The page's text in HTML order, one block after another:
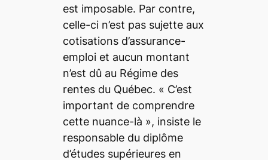
est imposable. Par contre,
celle-ci n’est pas sujette aux
cotisations d’assurance-
emploi et aucun montant
n’est dû au Régime des
rentes du Québec. « C’est
important de comprendre
cette nuance-là », insiste le
responsable du diplôme
d’études supérieures en